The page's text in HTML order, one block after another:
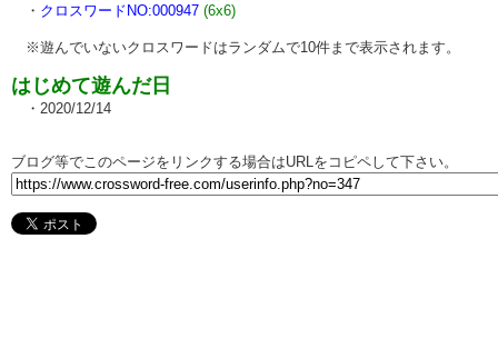
・ クロスワードNO:000947 (6x6)
※遊んでいないクロスワードはランダムで10件まで表示されます。
はじめて遊んだ日
・2020/12/14
ブログ等でこのページをリンクする場合はURLをコピペして下さい。